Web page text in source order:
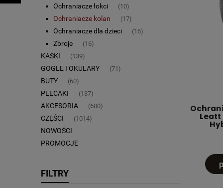
Ochraniacze łokci (10)
Ochraniacze kolan (17)
Ochraniacze dla dzieci (16)
Zbroje (16)
KASKI (139)
GOGLE I OKULARY (71)
BUTY (60)
PLECAKI (137)
AKCESORIA (600)
CZĘŚCI (1014)
NOWOŚCI
PROMOCJE
FILTRY
Leatt